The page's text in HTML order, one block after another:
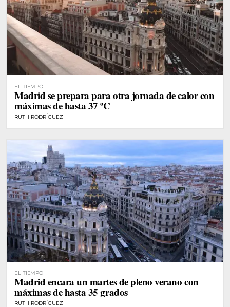
EL TIEMPO
Madrid se prepara para otra jornada de calor con
máximas de hasta 37 ºC
RUTH RODRÍGUEZ
EL TIEMPO
Madrid encara un martes de pleno verano con
máximas de hasta 35 grados
RUTH RODRÍGUEZ